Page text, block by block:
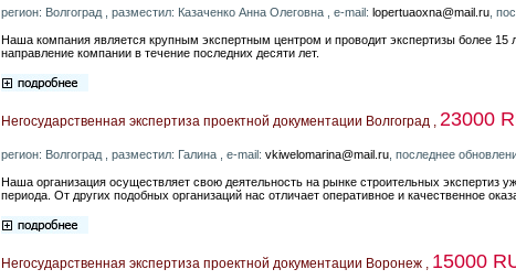
регион: Волгоград , разместил: Казаченко Анна Олеговна , e-mail: lopertuaoxna@mail.ru ,
Наша компания является крупным экспертным центром и проводит экспертизы более 15
направление компании в течение последних десяти лет.
Негосударственная экспертиза проектной документации Волгоград , 23000
регион: Волгоград , разместил: Галина , e-mail: vkiwelomarina@mail.ru , последнее
Наша организация осуществляет свою деятельность на рынке строительных экспертиз
периода. От других подобных организаций нас отличает оперативное и качественное
Негосударственная экспертиза проектной документации Воронеж , 15000